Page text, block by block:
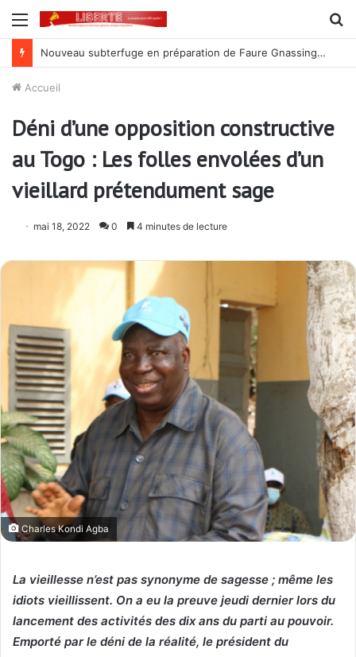
Menu
Lutte contre la corruption dans la commande publique : Qu’est-ce qui explique le silence du parquet général sur les dossiers de l’ARCOP?
Accueil
Déni d’une opposition constructive
au Togo : Les folles envolées d’un
vieillard prétendument sage
mai 18, 2022 0 4 minutes de lecture
Charles Kondi Agba
La vieillesse n’est pas synonyme de sagesse ; même les
idiots vieillissent. On a eu la preuve jeudi dernier lors du
lancement des activités des dix ans du parti au pouvoir.
Emporté par le déni de la réalité, le président du